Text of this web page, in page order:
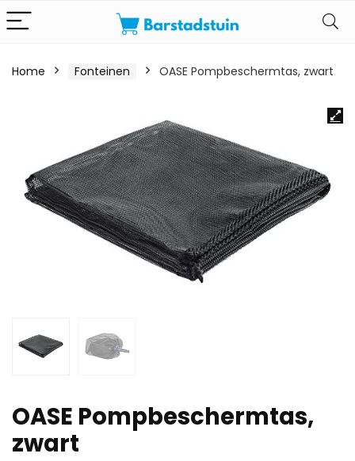
Home Fonteinen OASE Pompbeschermtas, zwart
OASE Pompbeschermtas,
zwart